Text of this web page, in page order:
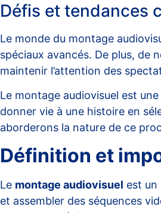
Défis et tendances
Le monde du montage
spéciaux avancés. De plus, de
maintenir l’attention des
Le montage audiovisuel est
donner vie à une histoire en
aborderons la nature de ce
Définition et
Le montage audiovisuel est un
et assembler des séquences